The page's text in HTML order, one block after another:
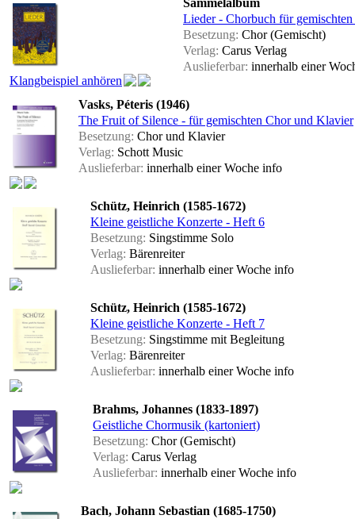
Klangbeispiel anhören
Sammelalbum
Lieder - Chorbuch für
Besetzung: Chor (Gemischt)
Verlag: Carus Verlag
Auslieferbar: innerhalb einer
Vasks, Péteris (1946)
The Fruit of Silence - für gemischten Chor und Klavier
Besetzung: Chor und Klavier
Verlag: Schott Music
Auslieferbar: innerhalb einer Woche info
Schütz, Heinrich (1585-1672)
Kleine geistliche Konzerte - Heft 6
Besetzung: Singstimme Solo
Verlag: Bärenreiter
Auslieferbar: innerhalb einer Woche info
Schütz, Heinrich (1585-1672)
Kleine geistliche Konzerte - Heft 7
Besetzung: Singstimme mit Begleitung
Verlag: Bärenreiter
Auslieferbar: innerhalb einer Woche info
Brahms, Johannes (1833-1897)
Geistliche Chormusik (kartoniert)
Besetzung: Chor (Gemischt)
Verlag: Carus Verlag
Auslieferbar: innerhalb einer Woche info
Bach, Johann Sebastian (1685-1750)